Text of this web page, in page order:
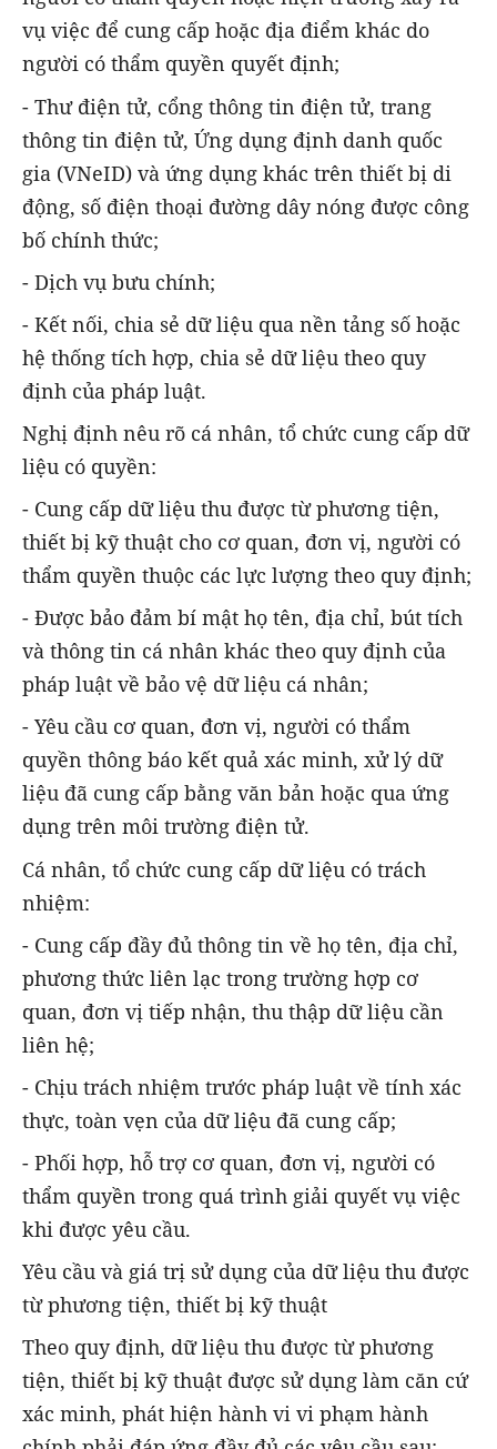
vụ việc để cung cấp hoặc địa điểm khác do
người có thẩm quyền quyết định;
- Thư điện tử, cổng thông tin điện tử, trang
thông tin điện tử, Ứng dụng định danh quốc
gia (VNeID) và ứng dụng khác trên thiết bị di
động, số điện thoại đường dây nóng được công
bố chính thức;
- Dịch vụ bưu chính;
- Kết nối, chia sẻ dữ liệu qua nền tảng số hoặc
hệ thống tích hợp, chia sẻ dữ liệu theo quy
định của pháp luật.
Nghị định nêu rõ cá nhân, tổ chức cung cấp dữ
liệu có quyền:
- Cung cấp dữ liệu thu được từ phương tiện,
thiết bị kỹ thuật cho cơ quan, đơn vị, người có
thẩm quyền thuộc các lực lượng theo quy định;
- Được bảo đảm bí mật họ tên, địa chỉ, bút tích
và thông tin cá nhân khác theo quy định của
pháp luật về bảo vệ dữ liệu cá nhân;
- Yêu cầu cơ quan, đơn vị, người có thẩm
quyền thông báo kết quả xác minh, xử lý dữ
liệu đã cung cấp bằng văn bản hoặc qua ứng
dụng trên môi trường điện tử.
Cá nhân, tổ chức cung cấp dữ liệu có trách
nhiệm:
- Cung cấp đầy đủ thông tin về họ tên, địa chỉ,
phương thức liên lạc trong trường hợp cơ
quan, đơn vị tiếp nhận, thu thập dữ liệu cần
liên hệ;
- Chịu trách nhiệm trước pháp luật về tính xác
thực, toàn vẹn của dữ liệu đã cung cấp;
- Phối hợp, hỗ trợ cơ quan, đơn vị, người có
thẩm quyền trong quá trình giải quyết vụ việc
khi được yêu cầu.
Yêu cầu và giá trị sử dụng của dữ liệu thu được
từ phương tiện, thiết bị kỹ thuật
Theo quy định, dữ liệu thu được từ phương
tiện, thiết bị kỹ thuật được sử dụng làm căn cứ
xác minh, phát hiện hành vi vi phạm hành